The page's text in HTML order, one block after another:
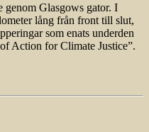
genom Glasgows gator. I
lång från front till slut,
som enats underden
Action for Climate Justice”.